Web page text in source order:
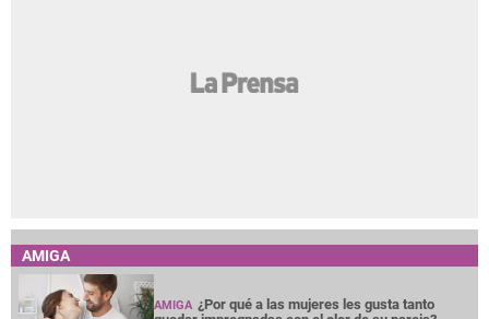
AMIGA
AMIGA ¿Por qué a las mujeres les gusta tanto